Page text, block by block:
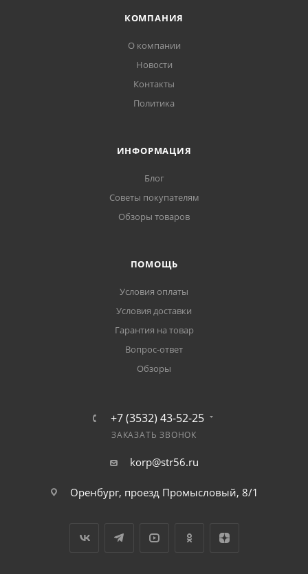
КОМПАНИЯ
О компании
Новости
Контакты
Политика
ИНФОРМАЦИЯ
Блог
Советы покупателям
Обзоры товаров
ПОМОЩЬ
Условия оплаты
Условия доставки
Гарантия на товар
Вопрос-ответ
Обзоры
+7 (3532) 43-52-25
ЗАКАЗАТЬ ЗВОНОК
korp@str56.ru
Оренбург, проезд Промысловый, 8/1